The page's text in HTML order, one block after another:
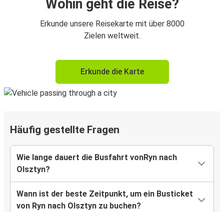
Wohin geht die Reise?
Erkunde unsere Reisekarte mit über 8000
Zielen weltweit.
Erkunde die Karte
Häufig gestellte Fragen
Wie lange dauert die Busfahrt vonRyn nach
Olsztyn?
Wann ist der beste Zeitpunkt, um ein Busticket
von Ryn nach Olsztyn zu buchen?